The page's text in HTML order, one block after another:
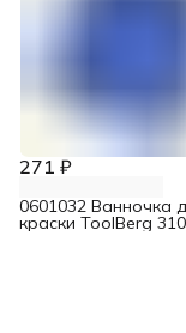
271 ₽
0601032 Ванночка
краски ToolBerg